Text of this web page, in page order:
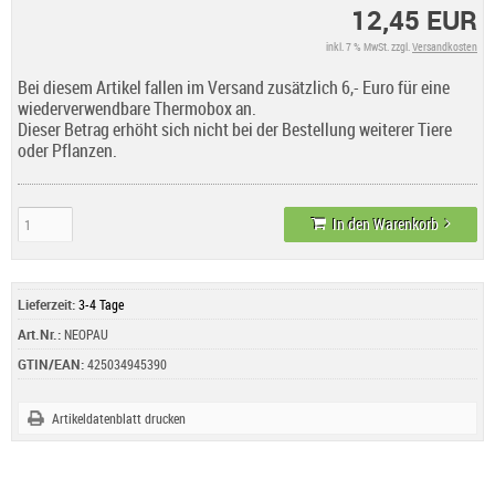
12,45 EUR
inkl. 7 % MwSt. zzgl.Versandkosten
Bei diesem Artikel fallen im Versand zusätzlich 6,- Euro für eine
wiederverwendbare Thermobox an.
Dieser Betrag erhöht sich nicht bei der Bestellung weiterer Tiere
oder Pflanzen.
In den Warenkorb
Lieferzeit:3-4 Tage
Art.Nr.:NEOPAU
GTIN/EAN:425034945390
Artikeldatenblatt drucken